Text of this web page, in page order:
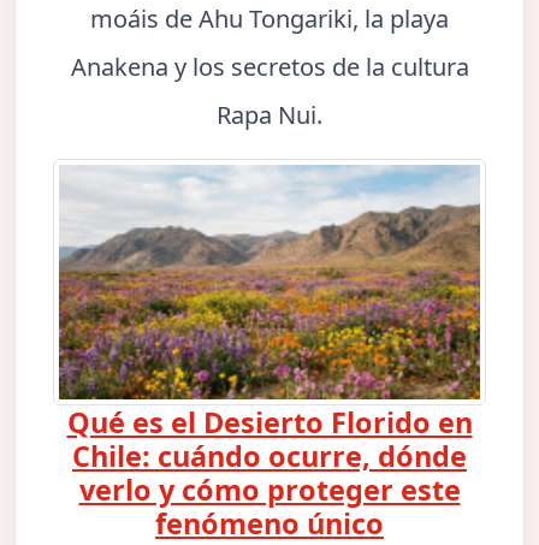
moáis de Ahu Tongariki, la playa
Anakena y los secretos de la cultura
Rapa Nui.
Qué es el Desierto Florido en
Chile: cuándo ocurre, dónde
verlo y cómo proteger este
fenómeno único